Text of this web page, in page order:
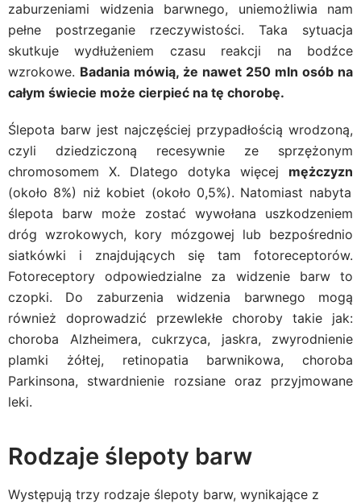
zaburzeniami widzenia barwnego, uniemożliwia nam
pełne postrzeganie rzeczywistości. Taka sytuacja
skutkuje wydłużeniem czasu reakcji na bodźce
wzrokowe. Badania mówią, że nawet 250 mln osób na
całym świecie może cierpieć na tę chorobę.
Ślepota barw jest najczęściej przypadłością wrodzoną,
czyli dziedziczoną recesywnie ze sprzężonym
chromosomem X. Dlatego dotyka więcej mężczyzn
(około 8%) niż kobiet (około 0,5%). Natomiast nabyta
ślepota barw może zostać wywołana uszkodzeniem
dróg wzrokowych, kory mózgowej lub bezpośrednio
siatkówki i znajdujących się tam fotoreceptorów.
Fotoreceptory odpowiedzialne za widzenie barw to
czopki. Do zaburzenia widzenia barwnego mogą
również doprowadzić przewlekłe choroby takie jak:
choroba Alzheimera, cukrzyca, jaskra, zwyrodnienie
plamki żółtej, retinopatia barwnikowa, choroba
Parkinsona, stwardnienie rozsiane oraz przyjmowane
leki.
Rodzaje ślepoty barw
Występują trzy rodzaje ślepoty barw, wynikające z